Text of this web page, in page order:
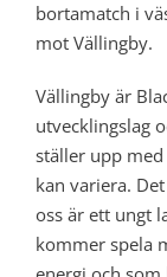
bortamatch i
mot Vällingby.
Vällingby är
utvecklingslag
ställer upp
kan variera.
oss är ett ungt
kommer spela